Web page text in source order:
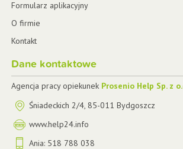
Formularz aplikacyjny
O firmie
Kontakt
Dane kontaktowe
Agencja pracy opiekunek Prosenio Help Sp. z
Śniadeckich 2/4, 85-011 Bydgoszcz
www.help24.info
Ania: 518 788 038